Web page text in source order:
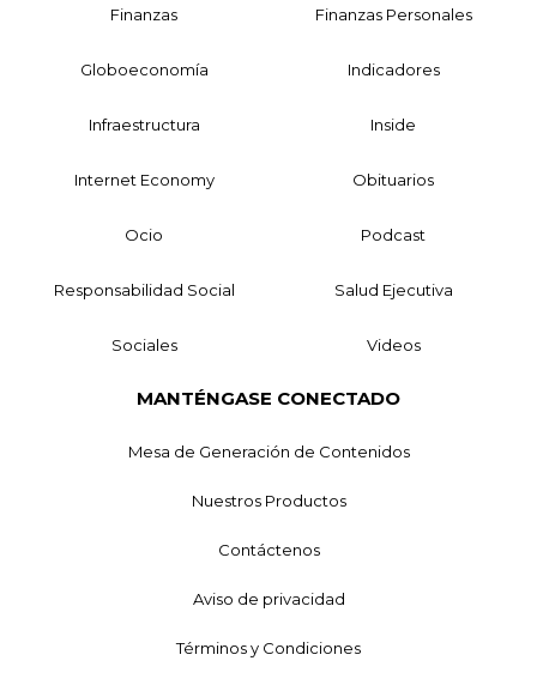
Finanzas Finanzas Personales
Globoeconomía Indicadores
Infraestructura Inside
Internet Economy Obituarios
Ocio Podcast
Responsabilidad Social Salud Ejecutiva
Sociales Videos
MANTÉNGASE CONECTADO
Mesa de Generación de Contenidos
Nuestros Productos
Contáctenos
Aviso de privacidad
Términos y Condiciones